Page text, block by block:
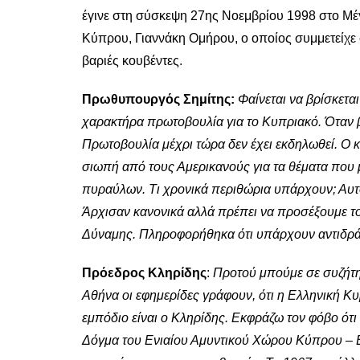
έγινε στη σύσκεψη 27ης Νοεμβρίου 1998 στο
Κύπρου, Γιαννάκη Ομήρου, ο οποίος
βαριές κουβέντες.
Πρωθυπουργός Σημίτης: Φαίνεται να
χαρακτήρα πρωτοβουλία για το Κυπριακό.
Πρωτοβουλία μέχρι τώρα δεν έχει εκδηλωθεί. Ο
σιωπή από τους Αμερικανούς για τα θέματα
πυραύλων. Τι χρονικά περιθώρια υπάρχουν; Αυτό
Άρχισαν κανονικά αλλά πρέπει να προσέξουμε
Δύναμης. Πληροφορήθηκα ότι υπάρχουν
Πρόεδρος Κληρίδης: Προτού μπούμε σε
Αθήνα οι εφημερίδες γράφουν, ότι η Ελληνική
εμπόδιο είναι ο Κληρίδης. Εκφράζω τον φόβο
Δόγμα του Ενιαίου Αμυντικού Χώρου Κύπρου –